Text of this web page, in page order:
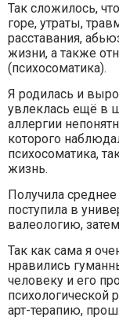
Так сложилось,
горе, утраты,
расставания,
жизни, а также
(психосоматика).
Я родилась и
увлеклась ещё в
аллергии
которого
психосоматика,
жизнь.
Получила
поступила в
валеологию,
Так как сама я
нравились
человеку и его
психологической
арт-терапию,